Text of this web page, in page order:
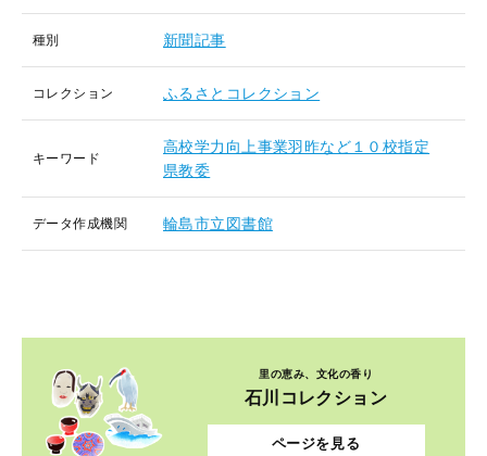
種別 新聞記事
コレクション ふるさとコレクション
キーワード
高校学力向上事業羽昨など１０校指定
県教委
データ作成機関 輪島市立図書館
里の恵み、文化の香り
石川コレクション
ページを見る